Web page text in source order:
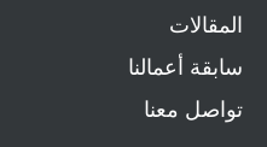
المقالات
سابقة أعمالنا
تواصل معنا